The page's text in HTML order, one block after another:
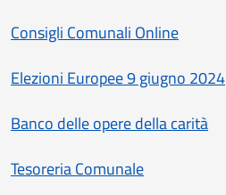
Consigli Comunali Online
Elezioni Europee 9 giugno 2024
Banco delle opere della carità
Tesoreria Comunale